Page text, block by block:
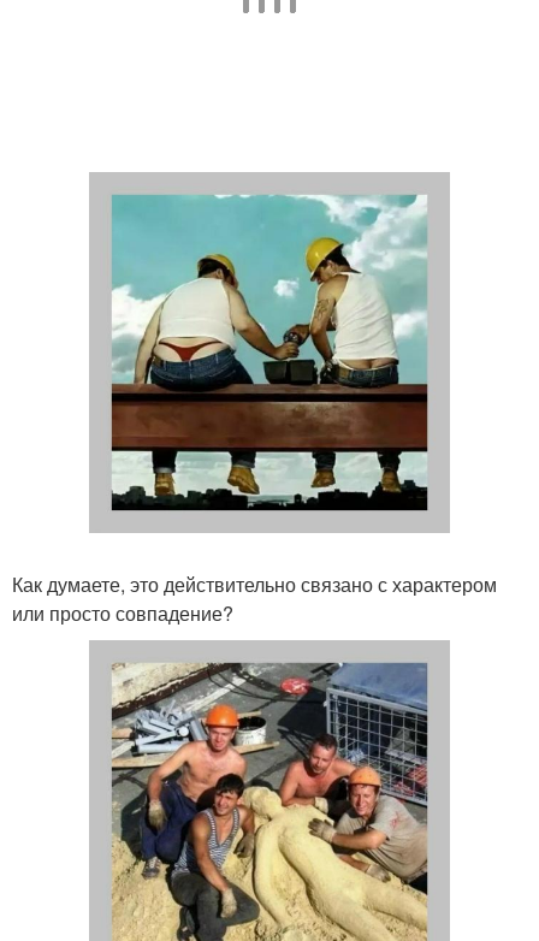
Как думаете, это действительно связано с характером
или просто совпадение?